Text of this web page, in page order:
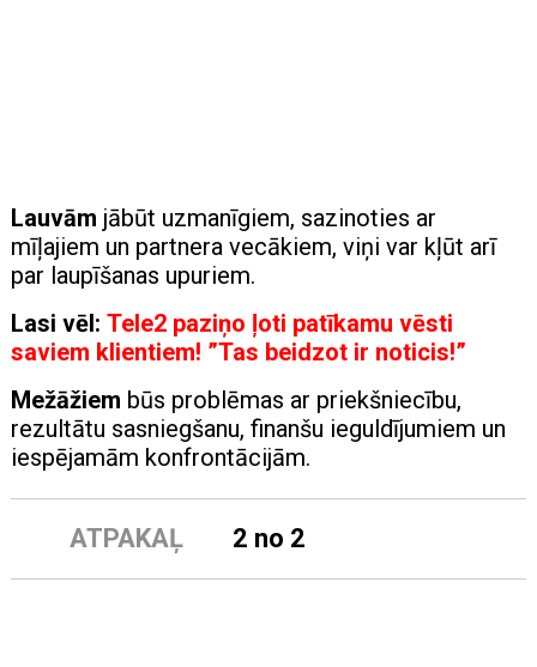
Lauvām jābūt uzmanīgiem, sazinoties ar
mīļajiem un partnera vecākiem, viņi var kļūt arī
par laupīšanas upuriem.
Lasi vēl:Tele2 paziņo ļoti patīkamu vēsti
saviem klientiem! ”Tas beidzot ir noticis!”
Mežāžiem būs problēmas ar priekšniecību,
rezultātu sasniegšanu, finanšu ieguldījumiem un
iespējamām konfrontācijām.
ATPAKAĻ 2 no 2